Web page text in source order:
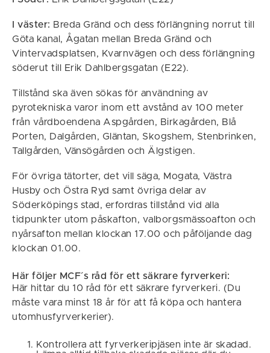
I väster: Breda Gränd och dess förlängning norrut till
Göta kanal, Ågatan mellan Breda Gränd och
Vintervadsplatsen, Kvarnvägen och dess förlängning
söderut till Erik Dahlbergsgatan (E22).
Tillstånd ska även sökas för användning av
pyrotekniska varor inom ett avstånd av 100 meter
från vårdboendena Aspgården, Birkagården, Blå
Porten, Dalgården, Gläntan, Skogshem, Stenbrinken,
Tallgården, Vänsögården och Älgstigen.
För övriga tätorter, det vill säga, Mogata, Västra
Husby och Östra Ryd samt övriga delar av
Söderköpings stad, erfordras tillstånd vid alla
tidpunkter utom påskafton, valborgsmässoafton och
nyårsafton mellan klockan 17.00 och påföljande dag
klockan 01.00.
Här följer MCF´s råd för ett säkrare fyrverkeri:
Här hittar du 10 råd för ett säkrare fyrverkeri. (Du
måste vara minst 18 år för att få köpa och hantera
utomhusfyrverkerier).
Kontrollera att fyrverkeripjäsen inte är skadad.